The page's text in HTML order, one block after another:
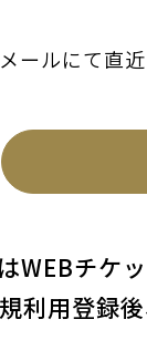
メールにて直
WEBチケ
利用登録